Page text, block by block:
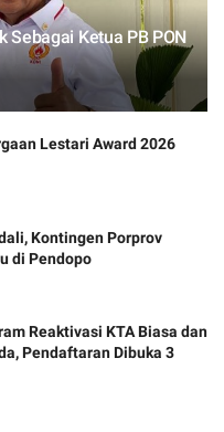
Sebagai Ketua PB PON
Lestari Award 2026
Kontingen Porprov
di Pendopo
Reaktivasi KTA Biasa dan
Pendaftaran Dibuka 3